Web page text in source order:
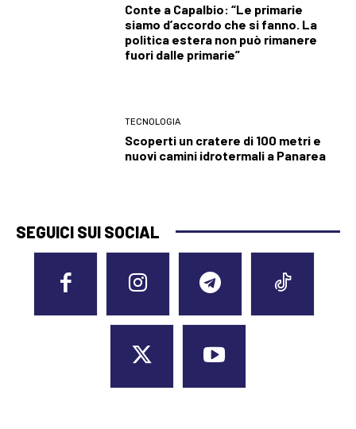
Conte a Capalbio: “Le primarie
siamo d’accordo che si fanno. La
politica estera non può rimanere
fuori dalle primarie”
TECNOLOGIA
Scoperti un cratere di 100 metri e
nuovi camini idrotermali a Panarea
SEGUICI SUI SOCIAL